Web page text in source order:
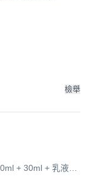
檢舉
+ 30ml + 乳液